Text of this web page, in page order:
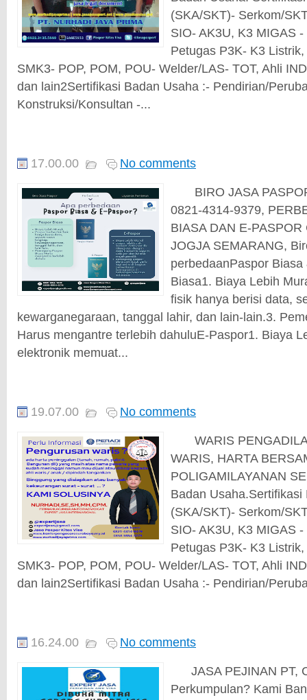
(SKA/SKT)- Serkom/
SIO- AK3U, K3 MIGAS
Petugas P3K- K3
SMK3- POP, POM, POU- Welder/LAS- TOT, Ahli
dan lain2Sertifikasi Badan Usaha :- Pendirian/
Konstruksi/Konsultan -...
17.00.00
No comments
BIRO JASA
0821-4314-9379,
BIASA DAN E-PASPOR
JOGJA SEMARANG,
perbedaanPaspor
Biasa1. Biaya Lebih
fisik hanya berisi data,
kewarganegaraan, tanggal lahir, dan lain-lain.3.
Harus mengantre terlebih dahuluE-Paspor1. Biaya
elektronik memuat...
19.07.00
No comments
WARIS
WARIS, HARTA
POLIGAMILAYANAN
Badan Usaha.Sertifikasi
(SKA/SKT)- Serkom/
SIO- AK3U, K3 MIGAS
Petugas P3K- K3
SMK3- POP, POM, POU- Welder/LAS- TOT, Ahli
dan lain2Sertifikasi Badan Usaha :- Pendirian/
16.24.00
No comments
JASA PEJINAN PT,
Perkumpulan? Kami